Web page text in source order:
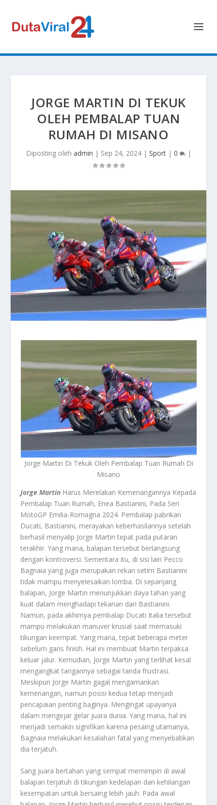
JORGE MARTIN DI TEKUK
OLEH PEMBALAP TUAN
RUMAH DI MISANO
Diposting oleh admin | Sep 24, 2024| Sport| 0 |
Jorge Martin Di Tekuk Oleh Pembalap Tuan Rumah Di
Misano
Jorge Martin Harus Merelakan Kemenangannya Kepada
Pembalap Tuan Rumah, Enea Bastianini, Pada Seri
MotoGP Emilia-Romagna 2024. Pembalap pabrikan
Ducati, Bastianini, merayakan keberhasilannya setelah
berhasil menyalip Jorge Martin tepat pada putaran
terakhir. Yang mana, balapan tersebut berlangsung
dengan kontroversi. Sementara itu, di sisi lain Pecco
Bagnaia yang juga merupakan rekan setim Bastianini
tidak mampu menyelesaikan lomba. Di sepanjang
balapan, Jorge Martin menunjukkan daya tahan yang
kuat dalam menghadapi tekanan dari Bastianini.
Namun, pada akhirnya pembalap Ducati Italia tersebut
mampu melakukan manuver krusial saat memasuki
tikungan keempat. Yang mana, tepat beberapa meter
sebelum garis finish. Hal ini membuat Martin terpaksa
keluar jalur. Kemudian, Jorge Martin yang terlihat kesal
mengangkat tangannya sebagai tanda frustrasi.
Meskipun Jorge Martin gagal mengamankan
kemenangan, namun posisi kedua tetap menjadi
pencapaian penting baginya. Mengingat upayanya
dalam mengejar gelar juara dunia. Yang mana, hal ini
menjadi semakin signifikan karena pesaing utamanya,
Bagnaia melakukan kesalahan fatal yang menyebabkan
dia terjatuh.
Sang juara bertahan yang sempat memimpin di awal
balapan terjatuh di tikungan kedelapan dan kehilangan
kesempatan untuk bersaing lebih jauh. Pada awal